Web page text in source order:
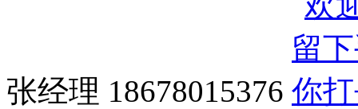
张经理 18678015376